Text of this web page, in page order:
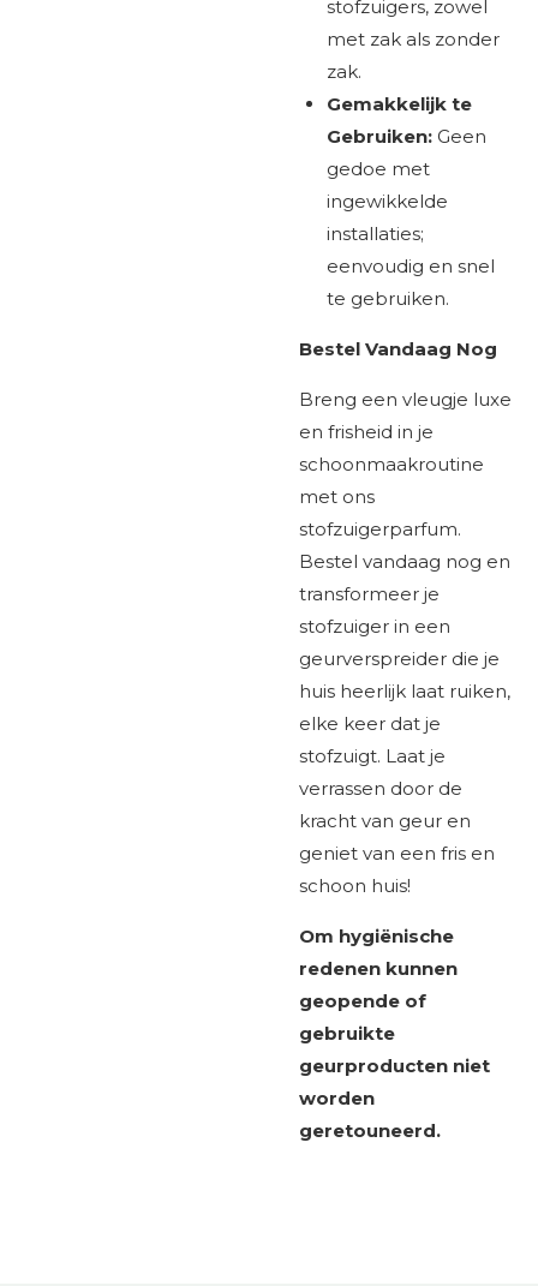
stofzuigers, zowel
met zak als zonder
zak.
Gemakkelijk te
Gebruiken: Geen
gedoe met
ingewikkelde
installaties;
eenvoudig en snel
te gebruiken.
Bestel Vandaag Nog
Breng een vleugje luxe
en frisheid in je
schoonmaakroutine
met ons
stofzuigerparfum.
Bestel vandaag nog en
transformeer je
stofzuiger in een
geurverspreider die je
huis heerlijk laat ruiken,
elke keer dat je
stofzuigt. Laat je
verrassen door de
kracht van geur en
geniet van een fris en
schoon huis!
Om hygiënische
redenen kunnen
geopende of
gebruikte
geurproducten niet
worden
geretouneerd.